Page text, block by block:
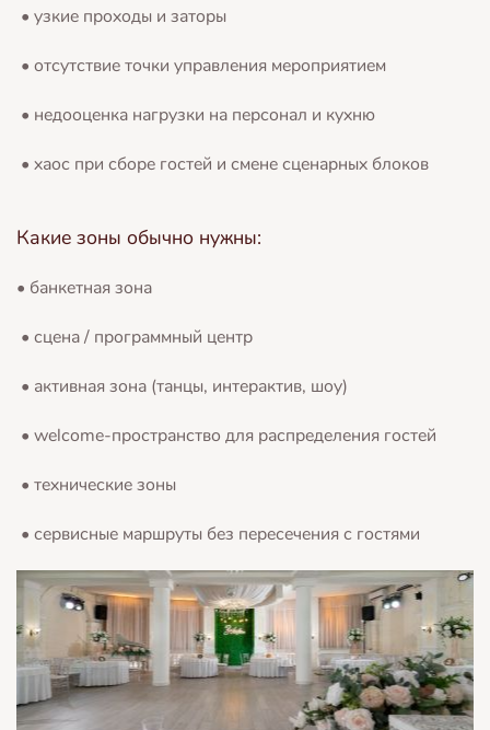
• узкие проходы и заторы
• отсутствие точки управления мероприятием
• недооценка нагрузки на персонал и кухню
• хаос при сборе гостей и смене сценарных блоков
Какие зоны обычно нужны:
• банкетная зона
• сцена / программный центр
• активная зона (танцы, интерактив, шоу)
• welcome-пространство для распределения гостей
• технические зоны
• сервисные маршруты без пересечения с гостями